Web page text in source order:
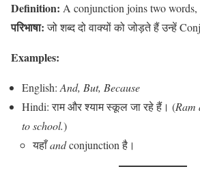
Definition: A conjunction joins two words,
परिभाषा:जो शब्द दो वाक्यों को जोड़ते हैं उन्हें
Examples:
English: And, But, Because
Hindi: राम और श्याम स्कूल जा रहे हैं। (Ram
to school.)
यहाँandconjunction है।